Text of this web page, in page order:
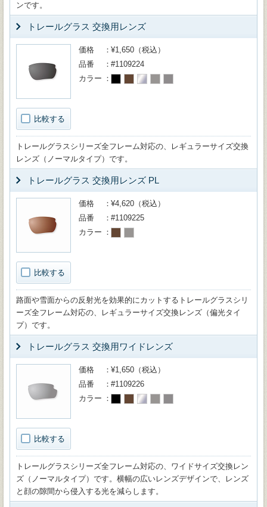
ンです。
トレールグラス 交換用レンズ
比較する
価格
¥1,650（税込）
品番
#1109224
カラー
トレールグラスシリーズ全フレーム対応の、レギュラーサイズ交換
レンズ（ノーマルタイプ）です。
トレールグラス 交換用レンズ PL
比較する
価格
¥4,620（税込）
品番
#1109225
カラー
路面や雪面からの反射光を効果的にカットするトレールグラスシリ
ーズ全フレーム対応の、レギュラーサイズ交換レンズ（偏光タイ
プ）です。
トレールグラス 交換用ワイドレンズ
比較する
価格
¥1,650（税込）
品番
#1109226
カラー
トレールグラスシリーズ全フレーム対応の、ワイドサイズ交換レン
ズ（ノーマルタイプ）です。横幅の広いレンズデザインで、レンズ
と顔の隙間から侵入する光を減らします。